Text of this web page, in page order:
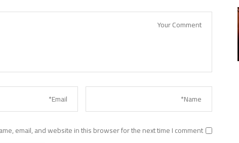
email, and website in this browser for the next time I comment.